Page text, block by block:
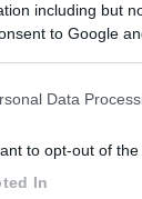
including but
to Google
Data
to opt-out of
In
vetri della cabina
il prodotto? O
sono molto